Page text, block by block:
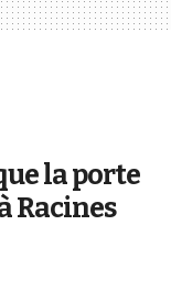
la porte
Racines